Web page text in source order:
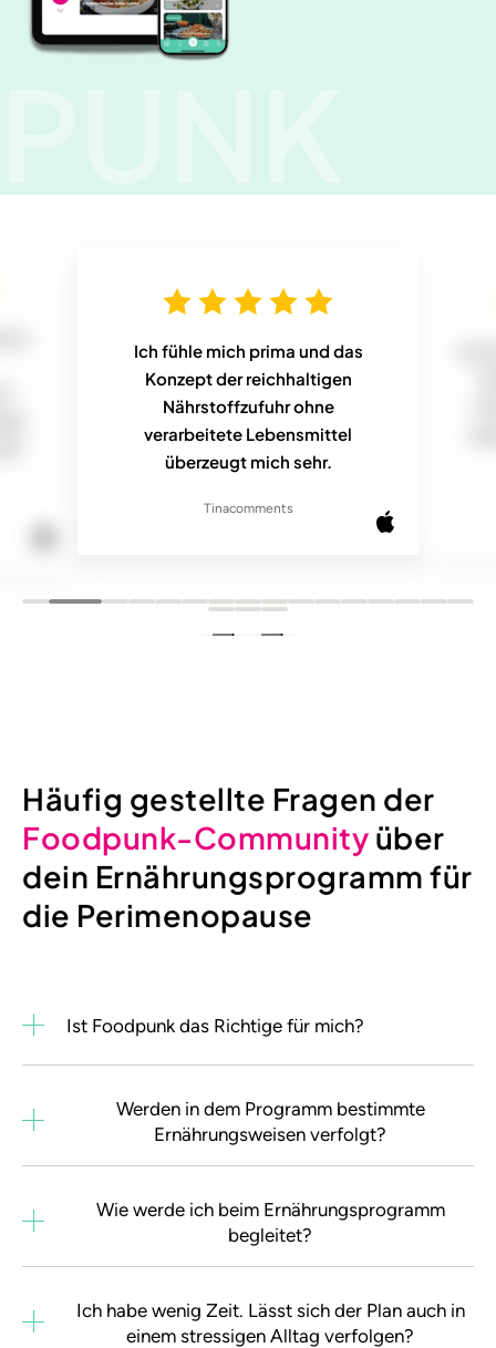
Ich fühle mich prima und das
Konzept der reichhaltigen
Nährstoffzufuhr ohne
verarbeitete Lebensmittel
überzeugt mich sehr.
Tinacomments
Häufig gestellte Fragen der
Foodpunk-Community über
dein Ernährungsprogramm für
die Perimenopause
Ist Foodpunk das Richtige für mich?
Werden in dem Programm bestimmte
Ernährungsweisen verfolgt?
Wie werde ich beim Ernährungsprogramm
begleitet?
Ich habe wenig Zeit. Lässt sich der Plan auch in
einem stressigen Alltag verfolgen?